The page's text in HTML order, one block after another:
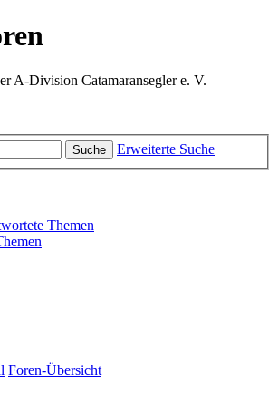
A-Division Catamaransegler e. V.
Suche Erweiterte Suche
Themen
Foren-Übersicht